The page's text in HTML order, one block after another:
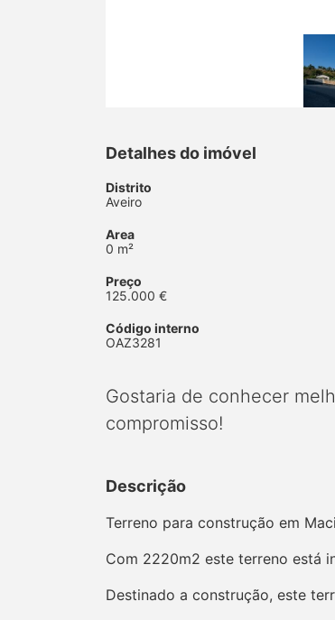
Detalhes do imóvel
Distrito
Aveiro
Area
0 m²
Preço
125.000 €
Código interno
OAZ3281
Gostaria de conhecer
compromisso!
Descrição
Terreno para construção em
Com 2220m2 este terreno está
Destinado a construção, este